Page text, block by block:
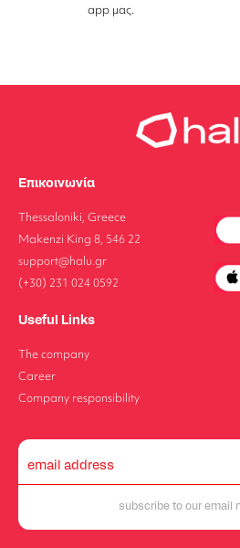
app μας.
Επικοινωνία
Thessaloniki, Greece
Makenzi King 8, 546 22
support@halu.gr
(+30) 231 024 0592
Useful Links
The company
Career
Company responsibility